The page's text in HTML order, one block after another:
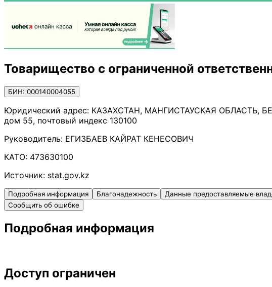
Товарищество с ограниченной
БИН: 000140004055
Юридический адрес: КАЗАХСТАН, МАНГИСТАУСКАЯ ОБЛАСТЬ,
дом 55, почтовый индекс 130100
Руководитель: ЕГИЗБАЕВ КАЙРАТ КЕНЕСОВИЧ
КАТО: 473630100
Источник: stat.gov.kz
Подробная информация Благонадежность Данные предоставляемые
Сообщить об ошибке
Подробная информация
Доступ ограничен